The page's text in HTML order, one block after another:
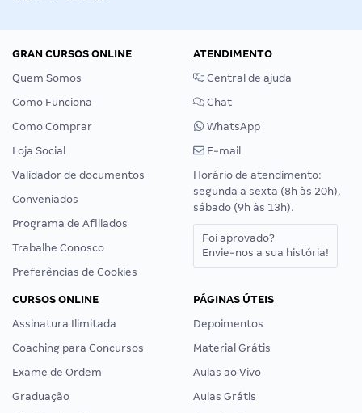
GRAN CURSOS ONLINE
Quem Somos
Como Funciona
Como Comprar
Loja Social
Validador de documentos
Conveniados
Programa de Afiliados
Trabalhe Conosco
Preferências de Cookies
ATENDIMENTO
Central de ajuda
Chat
WhatsApp
E-mail
Horário de atendimento:
segunda a sexta (8h às 20h),
sábado (9h às 13h).
Foi aprovado?
Envie-nos a sua história!
CURSOS ONLINE
Assinatura Ilimitada
Coaching para Concursos
Exame de Ordem
Graduação
PÁGINAS ÚTEIS
Depoimentos
Material Grátis
Aulas ao Vivo
Aulas Grátis